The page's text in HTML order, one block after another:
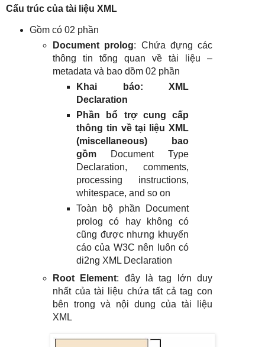
Cấu trúc của tài liệu XML
Gồm có 02 phần
Document prolog: Chứa đựng các
thông tin tổng quan về tài liệu –
metadata và bao dồm 02 phần
Khai báo: XML
Declaration
Phần bổ trợ cung cấp
thông tin về tại liệu XML
(miscellaneous) bao
gồm
Document Type
Declaration, comments,
processing instructions,
whitespace, and so on
Toàn bộ phần Document
prolog có hay không có
cũng được nhưng khuyến
cáo của W3C nên luôn có
di2ng XML Declaration
Root Element: đây là tag lớn duy
nhất của tài liệu chứa tất cả tag con
bên trong và nội dung của tài liệu
XML